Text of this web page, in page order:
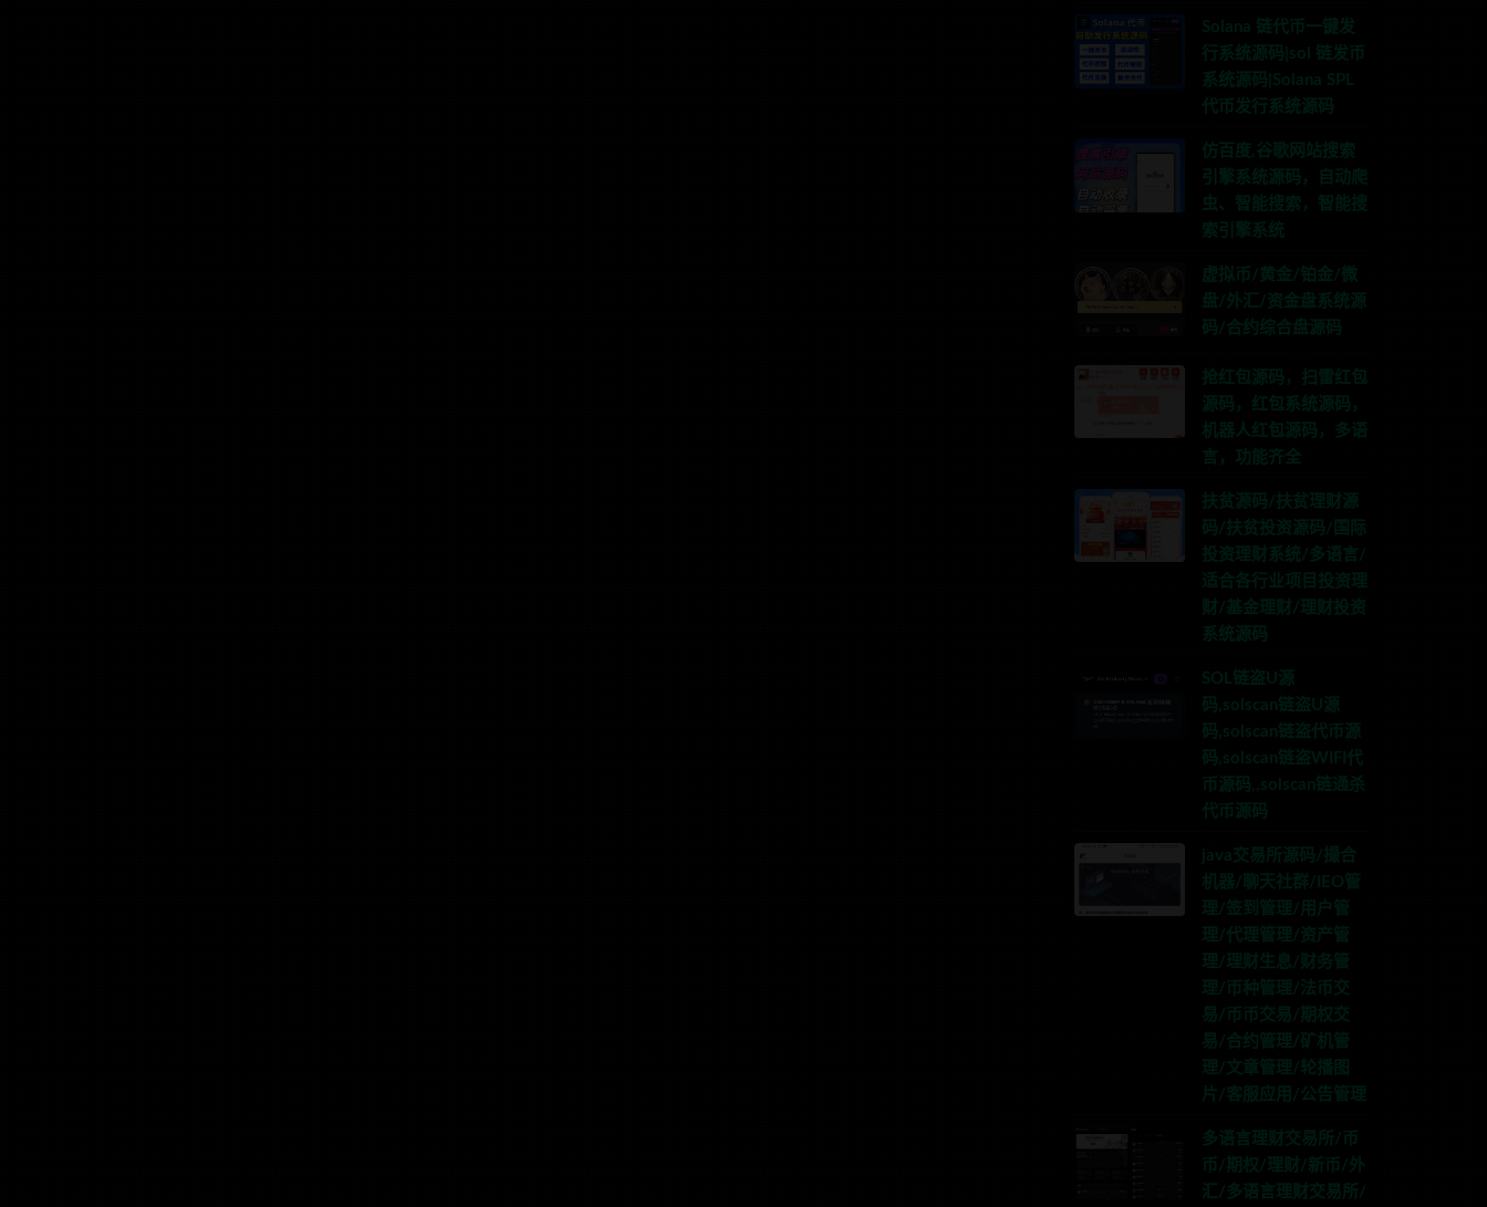
Solana 链代币一键发
行系统源码|sol 链发币
系统源码|Solana SPL
代币发行系统源码
仿百度,谷歌网站搜索
引擎系统源码，自动爬
虫、智能搜索，智能搜
索引擎系统
虚拟币/黄金/铂金/微
盘/外汇/资金盘系统源
码/合约综合盘源码
抢红包源码，扫雷红包
源码，红包系统源码，
机器人红包源码，多语
言，功能齐全
扶贫源码/扶贫理财源
码/扶贫投资源码/国际
投资理财系统/多语言/
适合各行业项目投资理
财/基金理财/理财投资
系统源码
SOL链盗U源
码,solscan链盗U源
码,solscan链盗代币源
码,solscan链盗WIFI代
币源码,,solscan链通杀
代币源码
java交易所源码/撮合
机器/聊天社群/IEO管
理/签到管理/用户管
理/代理管理/资产管
理/理财生息/财务管
理/币种管理/法币交
易/币币交易/期权交
易/合约管理/矿机管
理/文章管理/轮播图
片/客服应用/公告管理
多语言理财交易所/币
币/期权/理财/新币/外
汇/多语言理财交易所/